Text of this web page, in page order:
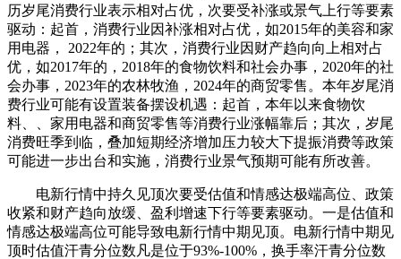
历岁尾消费行业表示相对占优，次要受补涨或景气上行等要素
驱动：起首，消费行业因补涨相对占优，如2015年的美容和家
用电器， 2022年的；其次，消费行业因财产趋向向上相对占
优，如2017年的，2018年的食物饮料和社会办事，2020年的社
会办事，2023年的农林牧渔，2024年的商贸零售。本年岁尾消
费行业可能有设置装备摆设机遇：起首，本年以来食物饮
料、、家用电器和商贸零售等消费行业涨幅靠后；其次，岁尾
消费旺季到临，叠加短期经济增加压力较大下提振消费等政策
可能进一步出台和实施，消费行业景气预期可能有所改善。
电新行情中持久见顶次要受估值和情感达极端高位、政策
收紧和财产趋向放缓、盈利增速下行等要素驱动。一是估值和
情感达极端高位可能导致电新行情中期见顶。电新行情中期见
顶时估值汗青分位数凡是位于93%-100%，换手率汗青分位数